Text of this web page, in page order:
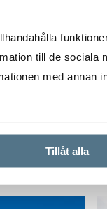
till de sociala
med annan
Tillåt alla
16